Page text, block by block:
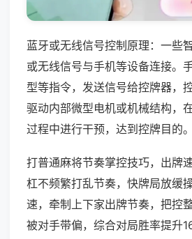
蓝牙或无线信号控制原理：一些
或无线信号与手机等设备连接。
型等指令，发送信号给控牌器，
驱动内部微型电机或机械结构，
过程中进行干预，达到控牌目的。
打普通麻将节奏掌控技巧，出牌
杠不频繁打乱节奏，快牌局放缓
速，牵制上下家出牌节奏，把控
被对手带偏，综合对局胜率提升